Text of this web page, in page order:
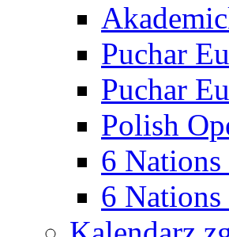
Puchar
Puchar
Polish
6
6